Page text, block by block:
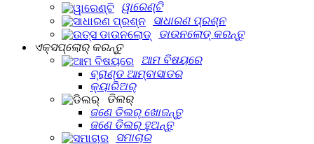
ୱାରେଣ୍ଟି
ସାଧାରଣ ପ୍ରଶ୍ନ
ଡାଉନଲୋଡ୍ କରନ୍ତୁ
ଏକ୍ସପ୍ଲୋର୍‍ କରନ୍ତୁ
ଆମ ବିଷୟରେ
ବ୍ରାଣ୍ଡ ଆମ୍ବାସାଡର
କ୍ୟାରିଅର୍
ଡିଲର୍
ଜଣେ ଡିଲର୍ ଖୋଜନ୍ତୁ
ଜଣେ ଡିଲର୍ ହୁଅନ୍ତୁ
ସମାଚାର